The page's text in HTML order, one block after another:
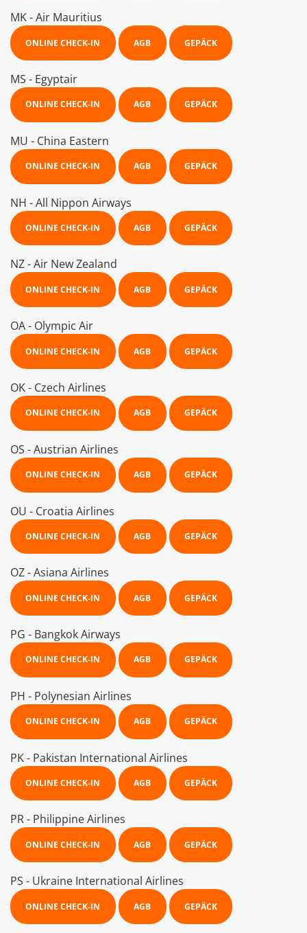
MK - Air Mauritius
ONLINE CHECK-IN AGB GEPÄCK
MS - Egyptair
ONLINE CHECK-IN AGB GEPÄCK
MU - China Eastern
ONLINE CHECK-IN AGB GEPÄCK
NH - All Nippon Airways
ONLINE CHECK-IN AGB GEPÄCK
NZ - Air New Zealand
ONLINE CHECK-IN AGB GEPÄCK
OA - Olympic Air
ONLINE CHECK-IN AGB GEPÄCK
OK - Czech Airlines
ONLINE CHECK-IN AGB GEPÄCK
OS - Austrian Airlines
ONLINE CHECK-IN AGB GEPÄCK
OU - Croatia Airlines
ONLINE CHECK-IN AGB GEPÄCK
OZ - Asiana Airlines
ONLINE CHECK-IN AGB GEPÄCK
PG - Bangkok Airways
ONLINE CHECK-IN AGB GEPÄCK
PH - Polynesian Airlines
ONLINE CHECK-IN AGB GEPÄCK
PK - Pakistan International Airlines
ONLINE CHECK-IN AGB GEPÄCK
PR - Philippine Airlines
ONLINE CHECK-IN AGB GEPÄCK
PS - Ukraine International Airlines
ONLINE CHECK-IN AGB GEPÄCK